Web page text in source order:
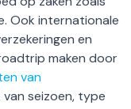
Ook internationale
en
maken door
van
van seizoen, type